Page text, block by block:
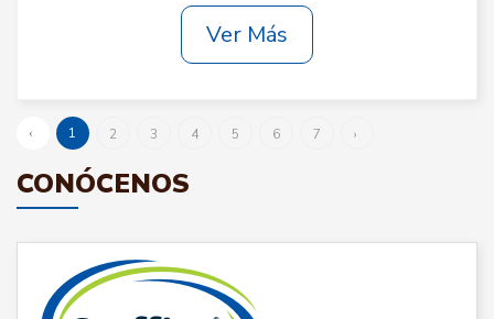
Ver Más
‹ 1 2 3 4 5 6 7 ›
CONÓCENOS